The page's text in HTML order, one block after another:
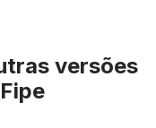
versões